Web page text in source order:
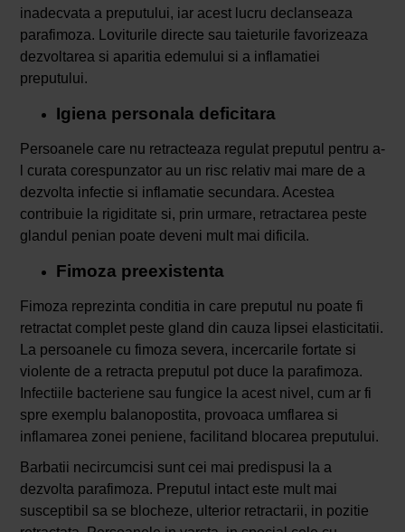
inadecvata a preputului, iar acest lucru declanseaza
parafimoza. Loviturile directe sau taieturile favorizeaza
dezvoltarea si aparitia edemului si a inflamatiei
preputului.
Igiena personala deficitara
Persoanele care nu retracteaza regulat preputul pentru a-
l curata corespunzator au un risc relativ mai mare de a
dezvolta infectie si inflamatie secundara. Acestea
contribuie la rigiditate si, prin urmare, retractarea peste
glandul penian poate deveni mult mai dificila.
Fimoza preexistenta
Fimoza reprezinta conditia in care preputul nu poate fi
retractat complet peste gland din cauza lipsei elasticitatii.
La persoanele cu fimoza severa, incercarile fortate si
violente de a retracta preputul pot duce la parafimoza.
Infectiile bacteriene sau fungice la acest nivel, cum ar fi
spre exemplu balanopostita, provoaca umflarea si
inflamarea zonei peniene, facilitand blocarea preputului.
Barbatii necircumcisi sunt cei mai predispusi la a
dezvolta parafimoza. Preputul intact este mult mai
susceptibil sa se blocheze, ulterior retractarii, in pozitie